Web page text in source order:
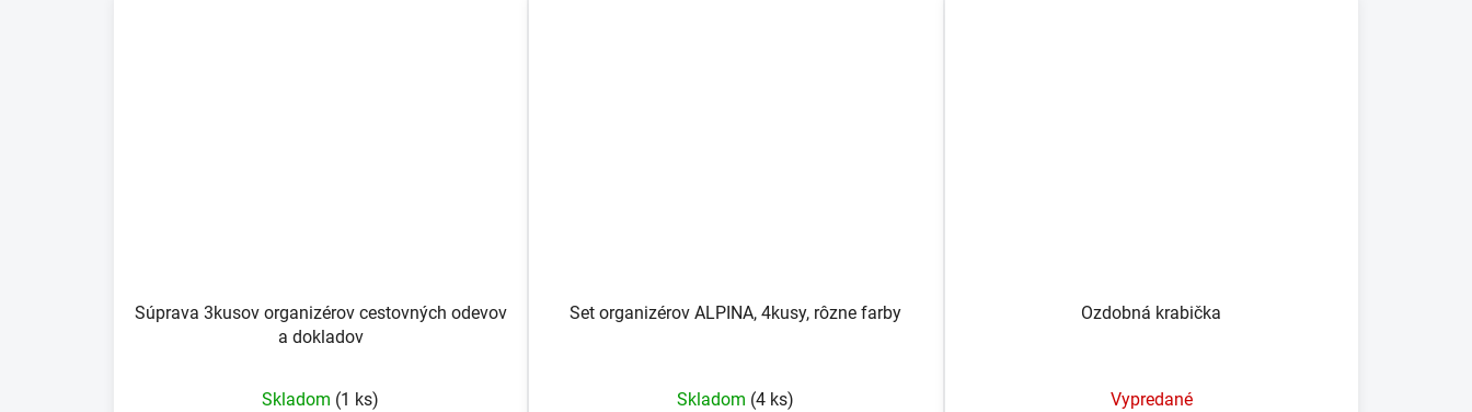
Súprava 3kusov organizérov cestovných odevov
a dokladov
Skladom (1 ks)
Set organizérov ALPINA, 4kusy, rôzne farby
Skladom (4 ks)
Ozdobná krabička
Vypredané